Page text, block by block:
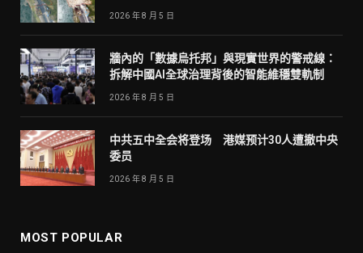
2026 年 8 月 5 日
牆內的「數據烏托邦」與現實世界的警戒線：
拆解中國AI全球治理背後的智能維穩雙軌制
2026 年 8 月 5 日
中共五中全会将登场 港媒预计30人遭撤中央
委员
2026 年 8 月 5 日
MOST POPULAR